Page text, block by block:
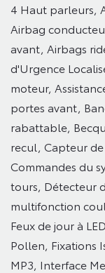
4 Haut parleurs,
Airbag
avant, Airbags
d'Urgence
moteur,
portes avant,
rabattable,
recul, Capteur
Commandes du
tours, Détecteur
multifonction
Feux de jour à
Pollen, Fixations
MP3, Interface